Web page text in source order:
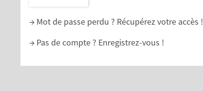
→ Mot de passe perdu ? Récupérez votre accès !
→ Pas de compte ? Enregistrez-vous !